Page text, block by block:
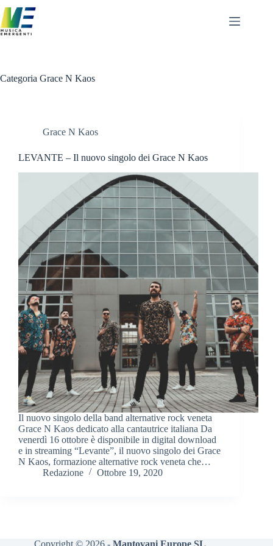
al
contenuto
Categoria Grace N Kaos
Grace N Kaos
LEVANTE – Il nuovo singolo dei Grace N Kaos
Il nuovo singolo della band alternative rock veneta
Grace N Kaos dedicato alla cantautrice italiana Da
venerdì 16 ottobre è disponibile in digital download
e in streaming “Levante”, il nuovo singolo dei Grace
N Kaos, formazione alternative rock veneta che…
Redazione
Ottobre 19, 2020
Copyright © 2026 -Mantovani Europe SL